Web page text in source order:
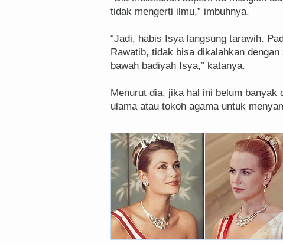
tidak mengerti ilmu,” imbuhnya.
“Jadi, habis Isya langsung tarawih.
Rawatib, tidak bisa dikalahkan
bawah badiyah Isya,” katanya.
Menurut dia, jika hal ini belum
ulama atau tokoh agama untuk